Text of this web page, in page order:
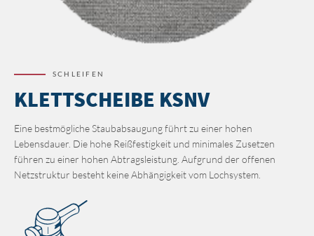
SCHLEIFEN
KLETTSCHEIBE KSNV
Eine bestmögliche Staubabsaugung führt zu einer hohen
Lebensdauer. Die hohe Reißfestigkeit und minimales Zusetzen
führen zu einer hohen Abtragsleistung. Aufgrund der offenen
Netzstruktur besteht keine Abhängigkeit vom Lochsystem.